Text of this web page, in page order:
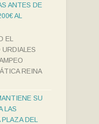
ANTES DE
AL
EL
REINA
SU
LAS
DEL